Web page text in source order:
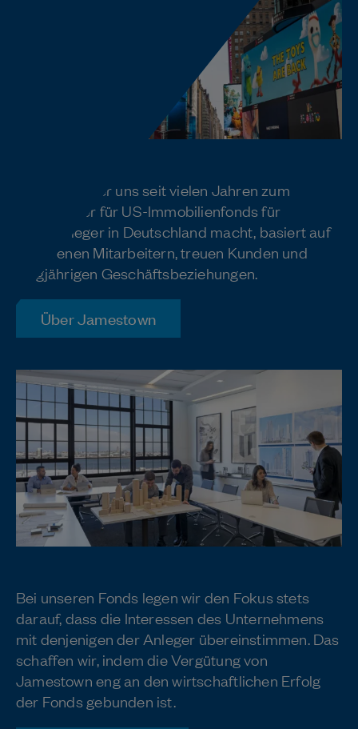
Der Erfolg, der uns seit vielen Jahren zum
Marktführer für US-Immobilienfonds für
Privatanleger in Deutschland macht, basiert auf
erfahrenen Mitarbeitern, treuen Kunden und
langjährigen Geschäftsbeziehungen.
Über Jamestown
Bei unseren Fonds legen wir den Fokus stets
darauf, dass die Interessen des Unternehmens
mit denjenigen der Anleger übereinstimmen. Das
schaffen wir, indem die Vergütung von
Jamestown eng an den wirtschaftlichen Erfolg
der Fonds gebunden ist.